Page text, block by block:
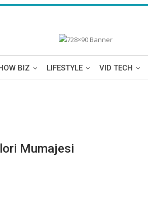
BIZ LIFESTYLE VID TECH
Mumajesi